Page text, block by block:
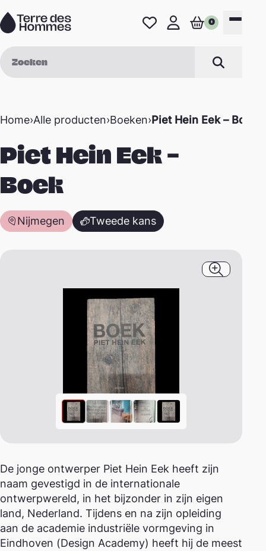
Favorieten
Mijn profiel
0
Zoeken
Home›Alle producten›Boeken›Piet Hein Eek – Boek
Piet Hein Eek –
Boek
Nijmegen Tweede kans
De jonge ontwerper Piet Hein Eek heeft zijn
naam gevestigd in de internationale
ontwerpwereld, in het bijzonder in zijn eigen
land, Nederland. Tijdens en na zijn opleiding
aan de academie industriële vormgeving in
Eindhoven (Design Academy) heeft hij de meest